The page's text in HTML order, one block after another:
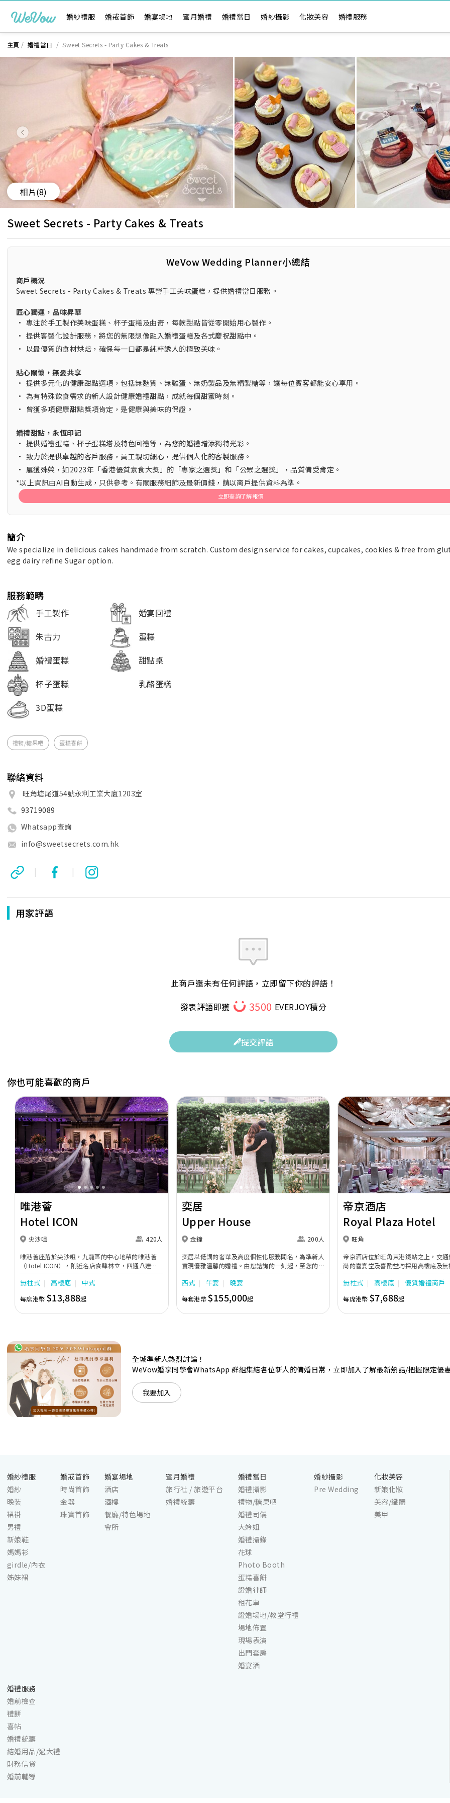
婚紗禮服 婚戒首飾 婚宴場地 蜜月婚禮 婚禮當日 婚紗攝影 化妝美容 婚禮服務
主頁 / 婚禮當日 /Sweet Secrets - Party Cakes & Treats
相片(8)
Sweet Secrets - Party Cakes & Treats
WeVow Wedding Planner小總結
商戶概況
Sweet Secrets - Party Cakes & Treats 專營手工美味蛋糕，提供婚禮當日服務。
匠心獨運，品味昇華
• 專注於手工製作美味蛋糕、杯子蛋糕及曲奇，每款甜點皆從零開始用心製作。
• 提供客製化設計服務，將您的無限想像融入婚禮蛋糕及各式慶祝甜點中。
• 以最優質的食材烘焙，確保每一口都是純粹誘人的極致美味。
貼心關懷，無憂共享
• 提供多元化的健康甜點選項，包括無麩質、無雞蛋、無奶製品及無精製糖等，讓每位賓客都能安心享用。
• 為有特殊飲食需求的新人設計健康婚禮甜點，成就每個甜蜜時刻。
•
曾獲多項健康甜點獎項肯定，是健康與美味的保證。
婚禮甜點，永恆印記
• 提供婚禮蛋糕、杯子蛋糕塔及特色回禮等，為您的婚禮增添獨特光彩。
• 致力於提供卓越的客戶服務，員工親切細心，提供個人化的客製服務。
• 屢獲殊榮，如2023年「香港優質素食大獎」的「專家之選獎」和「公眾之選獎」，品質備受肯定。
*以上資訊由AI自動生成，只供參考。有關服務細節及最新價錢，請以商戶提供資料為準。
立即查詢了解報價
簡介
We specialize in delicious cakes handmade from scratch. Custom design service for cakes, cupcakes, cookies & free from
egg dairy refine Sugar option.
服務範疇
手工製作
婚宴回禮
朱古力
蛋糕
婚禮蛋糕
甜點桌
杯子蛋糕
乳酪蛋糕
3D蛋糕
禮物/糖果吧 蛋糕喜餅
聯絡資料
旺角塘尾道54號永利工業大廈1203室
93719089
Whatsapp查詢
info@sweetsecrets.com.hk
| |
用家評語
此商戶還未有任何評語，立即留下你的評語！
發表評語即獲
3500 EVERJOY積分
提交評語
你也可能喜歡的商戶
Previous Next
唯港薈
Hotel ICON
尖沙咀 420人
唯港薈座落於尖沙咀，九龍區的中心地帶的唯港薈
（Hotel ICON），附近名店食肆林立，四通八達，
充分展現繁華鬧巿中的活力個性，成為一眾準新人舉
辦婚宴的熱門之選。專業團隊由策劃統籌至所有婚宴
每個細節，唯港薈都力臻完美，保證讓您留下獨特的
醉人回憶。 擁有時尚高樓頂的Silverbox宴會廳，配
置了全套先進的視聽影音及燈光設備配套，並採用極
力氛圍的自助餐﹔唯港薈（Hotel ICON），多個風
格各異的婚宴場地，都完美切合各準新人的個性及預
算﹔保證為您打造夢寐以求的特別日子，令賓客永誌
難忘！
無柱式 高樓底 中式
每席港幣 $13,888起
Previous Next
奕居
Upper House
金鐘 200人
奕居以低調的奢華及高度個性化服務聞名，為準新人
實現優雅溫馨的婚禮。由您諮詢的一刻起，至您的大
日子，我們的專業團隊會為您攜手實現夢想婚禮。
西式 午宴 晚宴
每套港幣$155,000起
Previous
帝京酒店
Royal Plaza Hotel
旺角
帝京酒店位於旺角東港鐵站之上，交
尚的喜宴堂及喜酌堂均採用高樓底及
境寬敞，且備有LED幕牆、燈光及影音
最多可筵開40席，更配有水晶吊燈，
婚禮。另外，空中花園深心薈是毛孩
飽覽獅子山景致，適合舉行戶外婚禮
店專業的宴會團隊提供貼心服務，讓
無柱式 高樓底 優質婚禮商戶
每席港幣$7,688起
全城準新人熱烈討論！
WeVow婚享同學會WhatsApp 群組集結各位新人的備婚日常，立即加入了解最新熱話/把握限定優
我要加入
婚紗禮服
婚紗
晚裝
裙褂
男禮
新娘鞋
媽媽衫
girdle/內衣
姊妹裙
婚戒首飾
時尚首飾
金器
珠寶首飾
婚宴場地
酒店
酒樓
餐廳/特色場地
會所
蜜月婚禮
旅行社 / 旅遊平台
婚禮統籌
婚禮當日
婚禮攝影
禮物/糖果吧
婚禮司儀
大妗姐
婚禮攝錄
花球
Photo Booth
蛋糕喜餅
證婚律師
租花車
證婚場地/教堂行禮
場地佈置
現場表演
出門套房
婚宴酒
婚紗攝影
Pre Wedding
化妝美容
新娘化妝
美容/纖體
美甲
婚禮服務
婚前檢查
禮餅
喜帖
婚禮統籌
結婚用品/過大禮
財務信貸
婚前輔導